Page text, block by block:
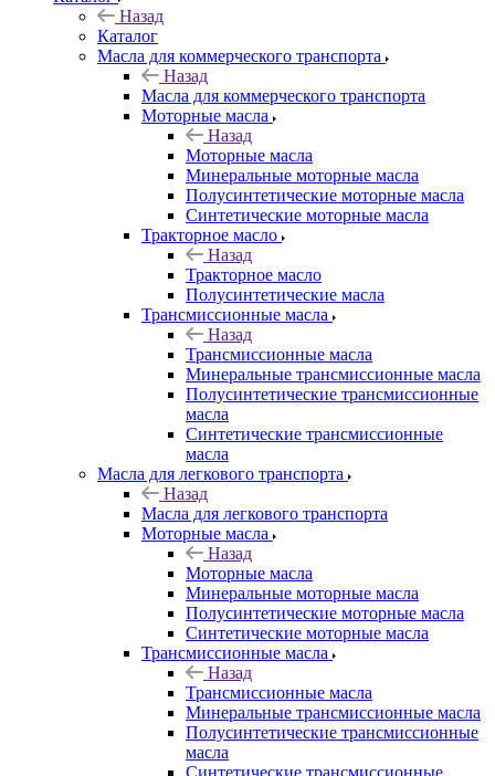
Назад
Каталог
Масла для коммерческого транспорта
Назад
Масла для коммерческого транспорта
Моторные масла
Назад
Моторные масла
Минеральные моторные масла
Полусинтетические моторные масла
Синтетические моторные масла
Тракторное масло
Назад
Тракторное масло
Полусинтетические масла
Трансмиссионные масла
Назад
Трансмиссионные масла
Минеральные трансмиссионные масла
Полусинтетические трансмиссионные
масла
Синтетические трансмиссионные
масла
Масла для легкового транспорта
Назад
Масла для легкового транспорта
Моторные масла
Назад
Моторные масла
Минеральные моторные масла
Полусинтетические моторные масла
Синтетические моторные масла
Трансмиссионные масла
Назад
Трансмиссионные масла
Минеральные трансмиссионные масла
Полусинтетические трансмиссионные
масла
Синтетические трансмиссионные